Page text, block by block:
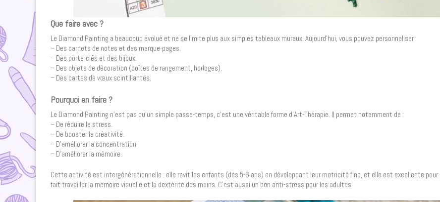
Que faire avec ?
Le Diamond Painting a beaucoup évolué et ne se limite plus aux simples tableaux muraux. Aujourd’hui, vous pouvez personnaliser :
– Des carnets de notes et des marque-pages.
– Des porte-clés et des bijoux.
– Des objets de décoration (boîtes de rangement, horloges).
– Des cartes de vœux scintillantes.
Pourquoi en faire ?
Le Diamond Painting n’est pas qu’un simple passe-temps, c’est une véritable forme d’Art-Thérapie. Il permet notamment de :
– De réduire le stress.
– De booster la créativité.
– D’améliorer la concentration.
– D’améliorer la mémoire.
Cette activité est intergénérationnelle : elle ravit les enfants (dès 5-6 ans) en développant leur motricité fine, et elle est excellente pour
fait travailler la mémoire visuelle et la dextérité des mains. C’est aussi un bon anti-stress pour les adultes